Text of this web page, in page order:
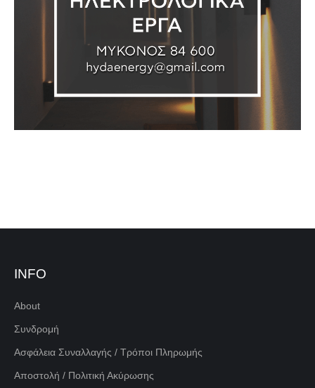
INFO
About
Συνδρομή
Ασφάλεια Συναλλαγής / Τρόποι Πληρωμής
Αποστολή / Πολιτική Ακύρωσης